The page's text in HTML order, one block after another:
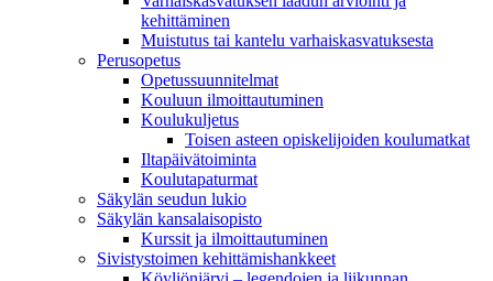
kehittäminen
Muistutus tai kantelu varhaiskasvatuksesta
Perusopetus
Opetussuunnitelmat
Kouluun ilmoittautuminen
Koulukuljetus
Toisen asteen opiskelijoiden koulumatkat
Iltapäivätoiminta
Koulutapaturmat
Säkylän seudun lukio
Säkylän kansalaisopisto
Kurssit ja ilmoittautuminen
Sivistystoimen kehittämishankkeet